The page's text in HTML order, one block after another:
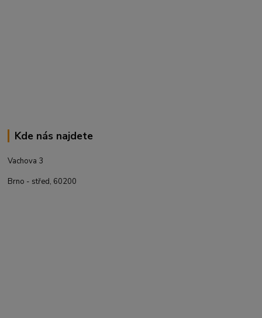
Kde nás najdete
Vachova 3
Brno - střed, 60200